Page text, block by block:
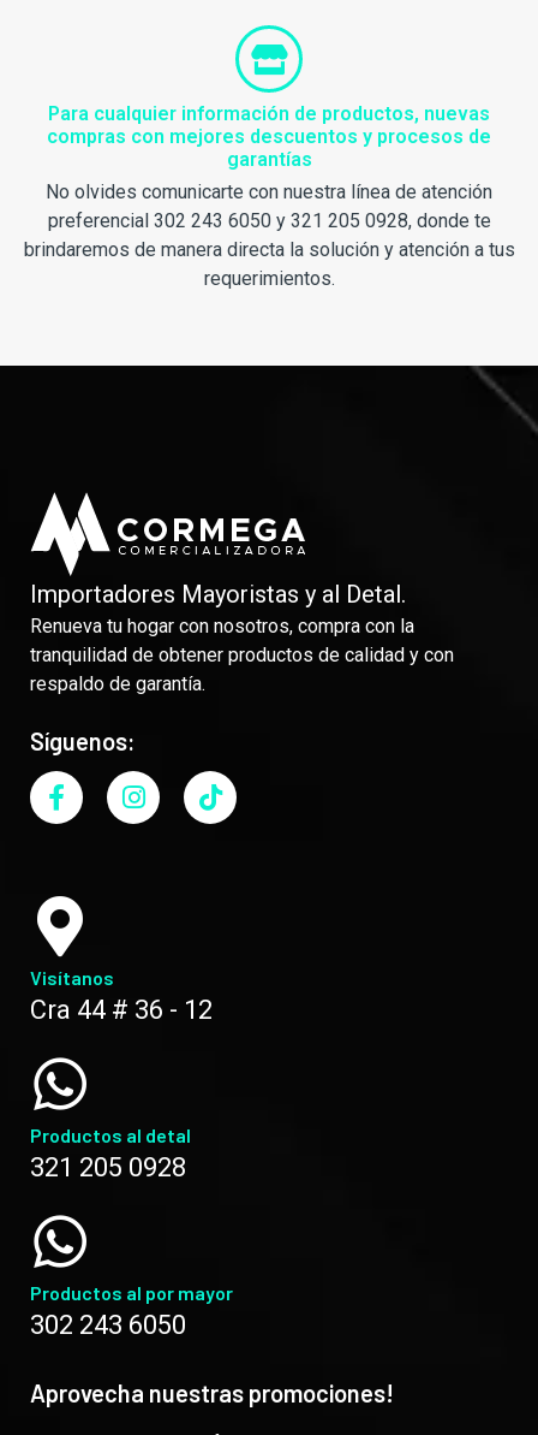
Para cualquier información de productos, nuevas
compras con mejores descuentos y procesos de
garantías
No olvides comunicarte con nuestra línea de atención
preferencial 302 243 6050 y 321 205 0928, donde te
brindaremos de manera directa la solución y atención a tus
requerimientos.
Importadores Mayoristas y al Detal.
Renueva tu hogar con nosotros, compra con la
tranquilidad de obtener productos de calidad y con
respaldo de garantía.
Síguenos:
Visítanos
Cra 44 # 36 - 12
Productos al detal
321 205 0928
Productos al por mayor
302 243 6050
Aprovecha nuestras promociones!